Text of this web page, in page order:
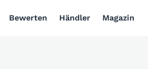
Bewerten Händler Magazin